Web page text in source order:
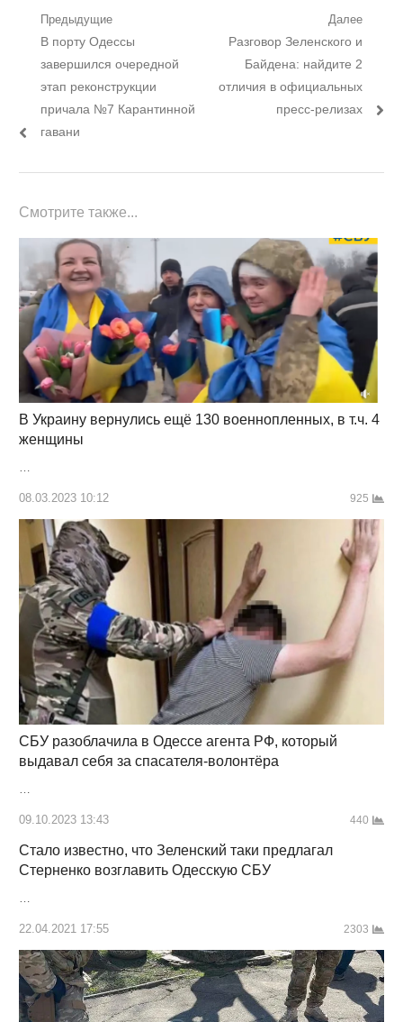
Навигация
записям
Предыдущие
Предыдущий
пост:
В порту Одессы
завершился очередной
этап реконструкции
причала №7 Карантинной
гавани
Далее
Следующий
пост:
Разговор Зеленского и
Байдена: найдите 2
отличия в официальных
пресс-релизах
Смотрите также...
В Украину вернулись ещё 130 военнопленных, в т.ч. 4
женщины
08.03.2023 10:12 925
СБУ разоблачила в Одессе агента РФ, который
выдавал себя за спасателя-волонтёра
…
09.10.2023 13:43 440
Стало известно, что Зеленский таки предлагал
Стерненко возглавить Одесскую СБУ
…
22.04.2021 17:55 2303